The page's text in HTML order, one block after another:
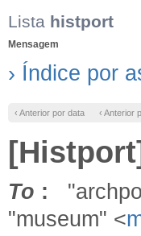
Lista histport
Mensagem
› Índice por
‹ Anterior por data ‹ Anterior
To :
"museum" <